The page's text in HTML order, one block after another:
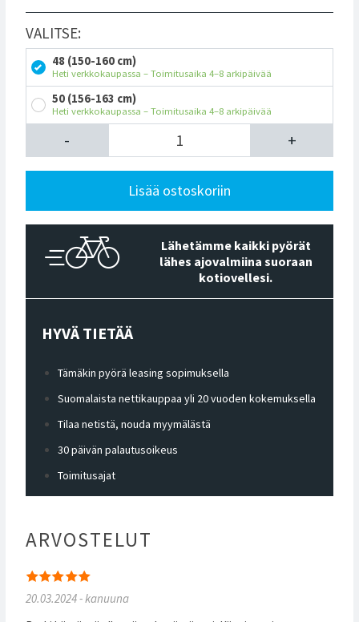
VALITSE:
48 (150-160 cm)
Heti verkkokaupassa – Toimitusaika 4–8 arkipäivää
50 (156-163 cm)
Heti verkkokaupassa – Toimitusaika 4–8 arkipäivää
- +
Lisää ostoskoriin
Lähetämme kaikki pyörät
lähes ajovalmiina suoraan
kotiovellesi.
HYVÄ TIETÄÄ
Tämäkin pyörä leasing sopimuksella
Suomalaista nettikauppaa yli 20 vuoden kokemuksella
Tilaa netistä, nouda myymälästä
30 päivän palautusoikeus
Toimitusajat
ARVOSTELUT
20.03.2024 - kanuuna